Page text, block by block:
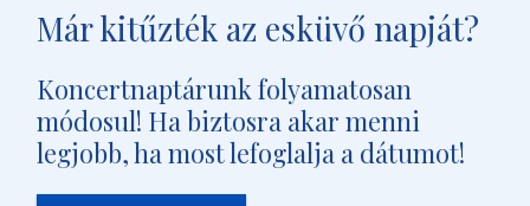
Már kitűzték az esküvő napját?
Koncertnaptárunk folyamatosan
módosul! Ha biztosra akar menni
legjobb, ha most lefoglalja a dátumot!